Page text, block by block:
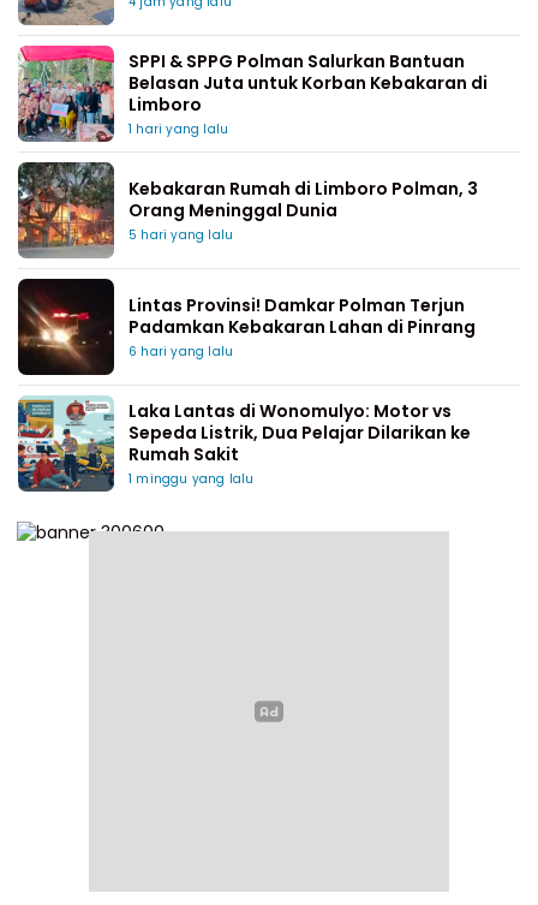
SPPI & SPPG Polman Salurkan Bantuan
Belasan Juta untuk Korban Kebakaran di
Limboro
1 hari yang lalu
Kebakaran Rumah di Limboro Polman, 3
Orang Meninggal Dunia
5 hari yang lalu
Lintas Provinsi! Damkar Polman Terjun
Padamkan Kebakaran Lahan di Pinrang
6 hari yang lalu
Laka Lantas di Wonomulyo: Motor vs
Sepeda Listrik, Dua Pelajar Dilarikan ke
Rumah Sakit
1 minggu yang lalu